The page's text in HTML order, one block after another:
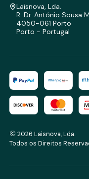
Laisnova, Lda.
R. Dr. António Sousa
4050-061 Porto
Porto - Portugal
2026 Laisnova, Lda..
Todos os Direitos